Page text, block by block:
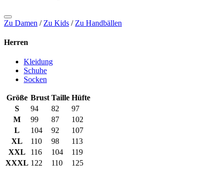
Zu Damen / Zu Kids / Zu Handbällen
Herren
Kleidung
Schuhe
Socken
Größe Brust Taille Hüfte
S
94 82
97
M
99 87
102
L
104 92
107
XL
110 98
113
XXL
116 104
119
XXXL 122 110 125